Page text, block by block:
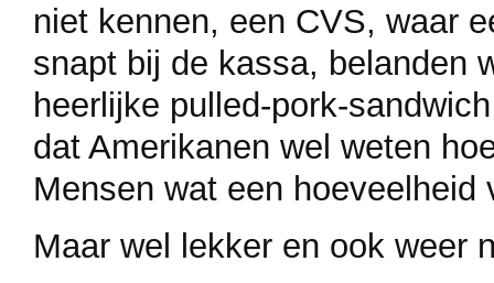
niet kennen, een CVS, waar
snapt bij de kassa, belanden
heerlijke pulled-pork-
dat Amerikanen wel weten
Mensen wat een
Maar wel lekker en ook weer